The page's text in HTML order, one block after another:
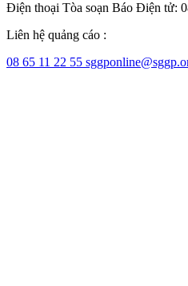
Điện thoại Tòa soạn Báo Điện tử:
Liên hệ quảng cáo :
08 65 11 22 55